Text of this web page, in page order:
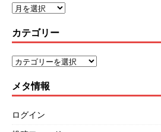
カテゴリー
メタ情報
ログイン